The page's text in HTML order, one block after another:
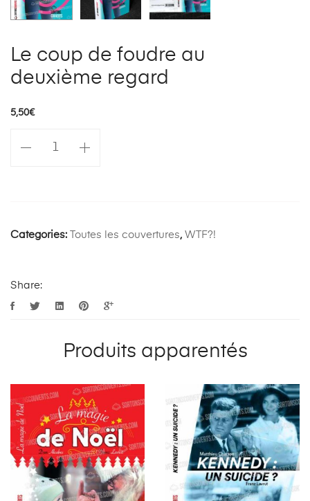
Le coup de foudre au
deuxième regard
5,50€
regard
Categories: Toutes les couvertures, WTF?!
Share:
Produits apparentés